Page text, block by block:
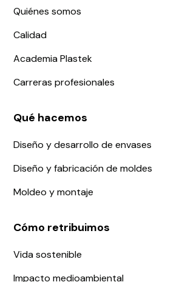
Quiénes somos
Calidad
Academia Plastek
Carreras profesionales
Qué hacemos
Diseño y desarrollo de envases
Diseño y fabricación de moldes
Moldeo y montaje
Cómo retribuimos
Vida sostenible
Impacto medioambiental